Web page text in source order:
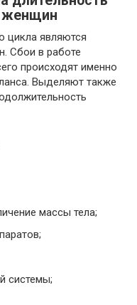
женщин
цикла являются
Сбои в работе
происходят именно
Выделяют также
массы тела;
системы;